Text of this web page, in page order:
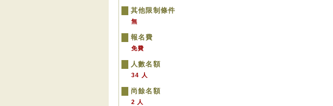
其他限制條件
無
報名費
免費
人數名額
34 人
尚餘名額
2 人